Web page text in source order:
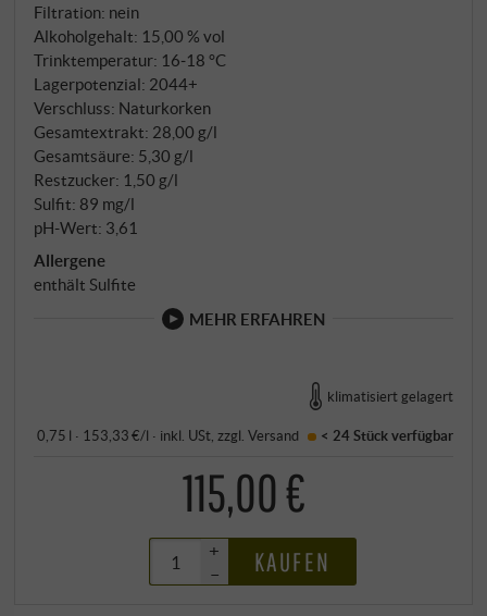
Filtration: nein
Alkoholgehalt: 15,00 % vol
Trinktemperatur: 16‑18 °C
Lagerpotenzial: 2044+
Verschluss: Naturkorken
Gesamtextrakt: 28,00 g/l
Gesamtsäure: 5,30 g/l
Restzucker: 1,50 g/l
Sulfit: 89 mg/l
pH-Wert: 3,61
Allergene
enthält Sulfite
MEHR ERFAHREN
klimatisiert gelagert
0,75 l · 153,33 €/l · inkl. USt, zzgl.Versand < 24 Stückverfügbar
115,00 €
+
–
KAUFEN